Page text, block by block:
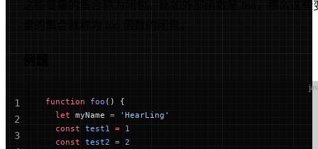
这些变量的集合称为闭包。比如外部函数是 foo，那么这些
量的集合就称为 foo 函数的闭包。
function foo () {
  let
myName = 'HearLing'
  const
test1 = 1
  const
test2 = 2
1
2
3